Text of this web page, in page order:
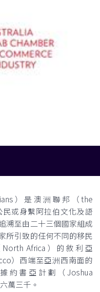
）是澳洲聯邦（the
民或身繫阿拉伯文化及語
溯至由二十三個國家組成
所引致的任何不同的移民
Africa）的敘利亞
）西端至亞洲西南面的
約書亞計劃（Joshua
萬三千。